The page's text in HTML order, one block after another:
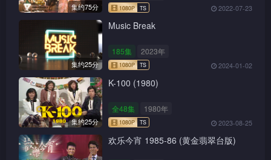
集约75分 2022-07-23
集约25分
Music Break
185集 2023年
2024-01-02
集约25分
K-100 (1980)
全48集 1980年
2023-08-25
欢乐今宵 1985-86 (黄金翡翠台版)